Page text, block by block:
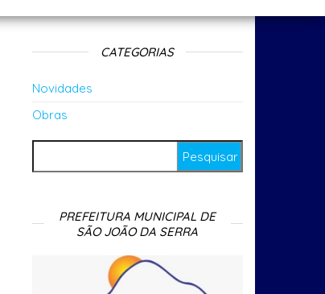
CATEGORIAS
Novidades
Obras
PREFEITURA MUNICIPAL DE
SÃO JOÃO DA SERRA